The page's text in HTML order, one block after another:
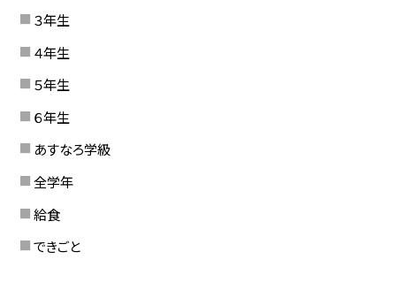
３年生
４年生
５年生
６年生
あすなろ学級
全学年
給食
できごと